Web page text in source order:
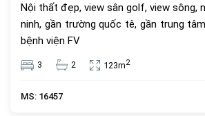
Nội thất đẹp, view sân golf, view sông,
ninh, gần trường quốc tê, gần trung
bệnh viện FV
3 2 123m2
MS: 16457